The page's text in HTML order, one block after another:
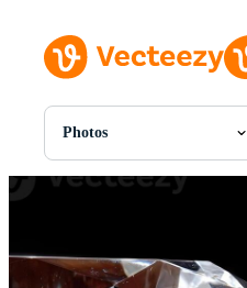
Photos
Toutes Images
Photos
SVGs
Modèles